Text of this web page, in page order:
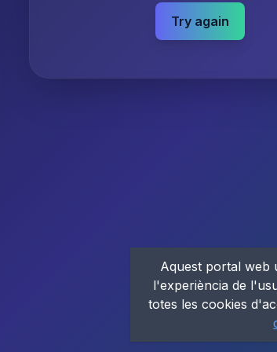
Try again
Aquest portal web
l'experiència de
totes les cookies